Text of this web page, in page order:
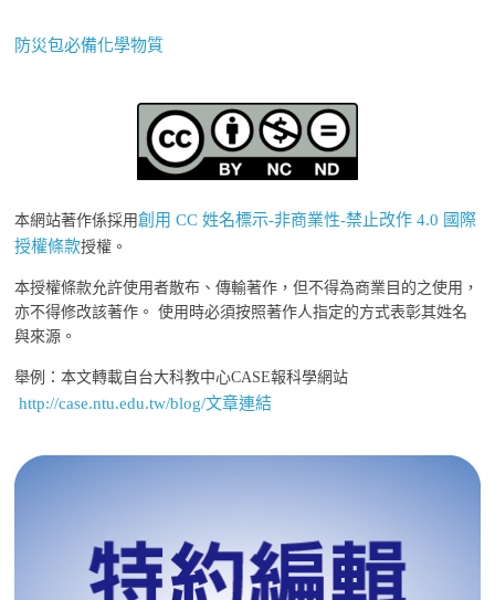
防災包必備化學物質
本網站著作係採用創用 CC 姓名標示-非商業性-禁止改作 4.0 國際
授權條款授權。
本授權條款允許使用者散布、傳輸著作，但不得為商業目的之使用，
亦不得修改該著作。 使用時必須按照著作人指定的方式表彰其姓名
與來源。
舉例：本文轉載自台大科教中心CASE報科學網站
http://case.ntu.edu.tw/blog/文章連結